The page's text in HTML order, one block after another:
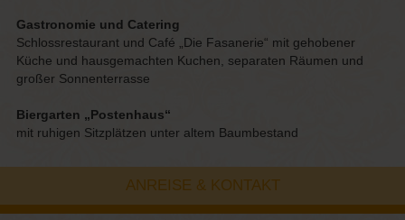
Gastronomie und Catering
Schlossrestaurant und Café „Die Fasanerie“ mit gehobener
Küche und hausgemachten Kuchen, separaten Räumen und
großer Sonnenterrasse
Biergarten „Postenhaus“
mit ruhigen Sitzplätzen unter altem Baumbestand
ANREISE & KONTAKT